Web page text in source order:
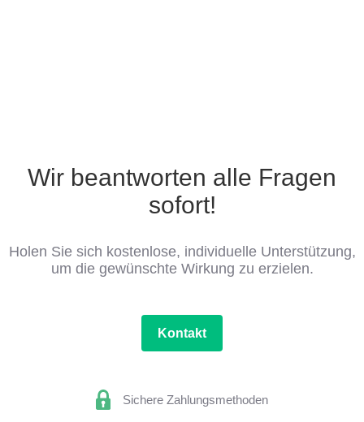
Wir beantworten alle Fragen
sofort!
Holen Sie sich kostenlose, individuelle Unterstützung,
um die gewünschte Wirkung zu erzielen.
Kontakt
Sichere Zahlungsmethoden